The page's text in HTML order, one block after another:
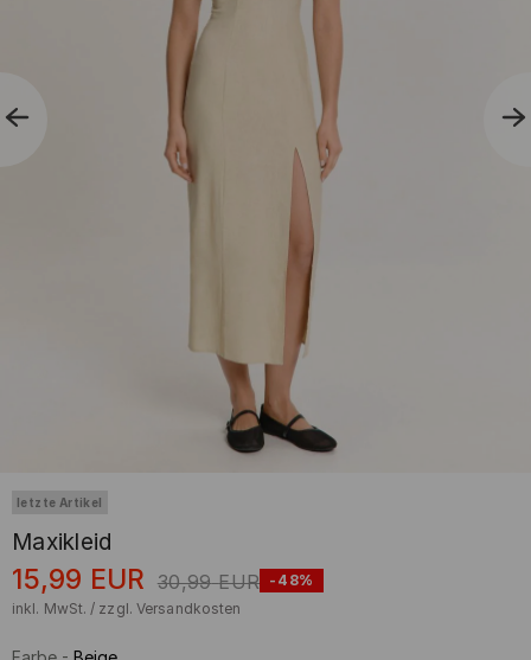
letzte Artikel
Maxikleid
15,99 EUR 30,99 EUR -48%
inkl. MwSt. / zzgl. Versandkosten